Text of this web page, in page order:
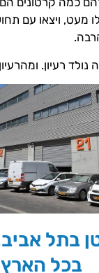
מעט, ויצאו עם
רעיון.
בתל
בכל